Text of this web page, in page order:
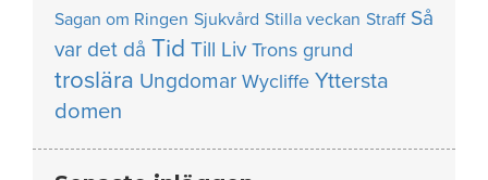
Sagan om Ringen Sjukvård Stilla veckan Straff Så
var det då Tid Till Liv Trons grund
troslära Ungdomar Wycliffe Yttersta
domen